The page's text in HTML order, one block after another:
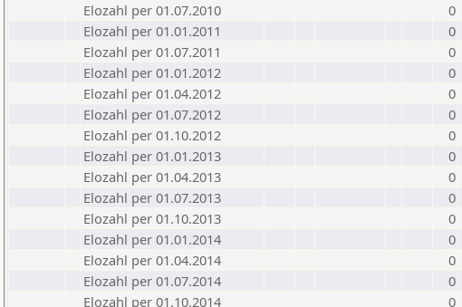
Elozahl per 01.07.2010
0
Elozahl per 01.01.2011
0
Elozahl per 01.07.2011
0
Elozahl per 01.01.2012
0
Elozahl per 01.04.2012
0
Elozahl per 01.07.2012
0
Elozahl per 01.10.2012
0
Elozahl per 01.01.2013
0
Elozahl per 01.04.2013
0
Elozahl per 01.07.2013
0
Elozahl per 01.10.2013
0
Elozahl per 01.01.2014
0
Elozahl per 01.04.2014
0
Elozahl per 01.07.2014
0
Elozahl per 01.10.2014
0